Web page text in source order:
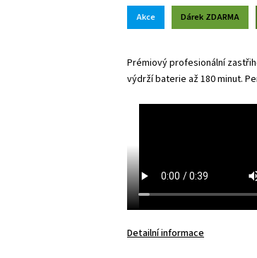
Akce Dárek ZDARMA
Prémiový profesionální
výdrží baterie až 180 minut.
Detailní informace